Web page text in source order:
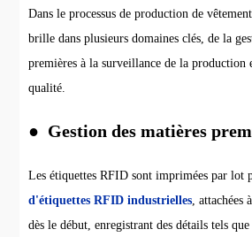
Dans le processus de production de
brille dans plusieurs domaines clés, de la
premières à la surveillance de la production
qualité.
● Gestion des matières
Les étiquettes RFID sont imprimées par lot
d'étiquettes RFID industrielles, attachées
dès le début, enregistrant des détails tels